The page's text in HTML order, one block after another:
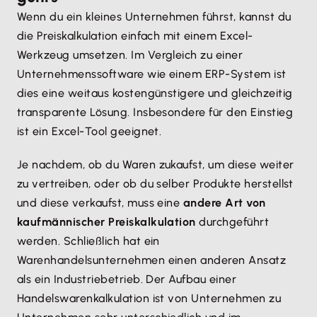
Praxis hat sich eine
bis 6 Monaten bewährt:
Hat es bei dirunvorhergesehene
Kostensteigerungengegeben, z. B. bei
Materialien oder Energien?
Hast du evtl.Kostenpositionen vergessen, z. B.
für Personaleinstellungen, die Konzeption eines
(neuen) Internetauftritts oder
Hat espersonelle Veränderungen gegeben?
Ist ein Mitarbeiter hinzugekommen oder hast
du Personal abgebaut?
Hast dumehr/weniger investiert als
vorgesehen? Musstest du z. B. einen neuen
PKW anschaffen?
Kannst du die Fixkosten senken , z.B. andere
Materialien einsetzen, preiswertere
Versicherungen nutzen oder Energie über
einen anderen Anbieter beziehen?
Lohnt es sich für dich, Dritte zu beauftragen,
bestimmte Arbeiten für dich zu übernehmen
Musst du deinen
Gewinnzuschlag senken
, vor
allem, wenn er über dem der Branche liegt?
Kannst duadministrative Arbeiten
reduzieren?
Kannst du KundenKosten separat in Rechnung
stellen, z.B. für Anfahrt, spezielle Maschinen,
Rüstzeiten, Fracht oder Verpackung? Diese
Wenn du ein kleines Unternehmen führst, kannst du
die Preiskalkulation einfach mit einem Excel-
Werkzeug umsetzen. Im Vergleich zu einer
Unternehmenssoftware wie einem ERP-System ist
dies eine weitaus kostengünstigere und gleichzeitig
transparente Lösung. Insbesondere für den Einstieg
ist ein Excel-Tool geeignet.
Je nachdem, ob du Waren zukaufst, um diese weiter
zu vertreiben, oder ob du selber Produkte herstellst
und diese verkaufst, muss eine andere Art von
kaufmännischer Preiskalkulation durchgeführt
werden. Schließlich hat ein
Warenhandelsunternehmen einen anderen Ansatz
als ein Industriebetrieb. Der Aufbau einer
Handelswarenkalkulation ist von Unternehmen zu